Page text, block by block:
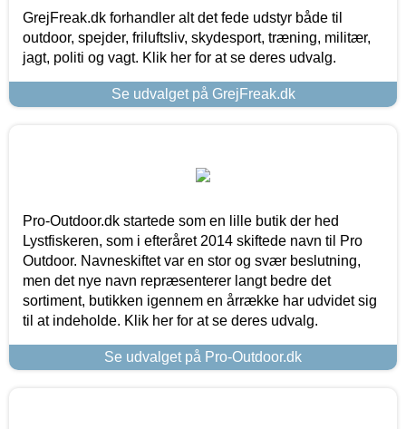
GrejFreak.dk forhandler alt det fede udstyr både til
outdoor, spejder, friluftsliv, skydesport, træning, militær,
jagt, politi og vagt. Klik her for at se deres udvalg.
Se udvalget på GrejFreak.dk
Pro-Outdoor.dk startede som en lille butik der hed
Lystfiskeren, som i efteråret 2014 skiftede navn til Pro
Outdoor. Navneskiftet var en stor og svær beslutning,
men det nye navn repræsenterer langt bedre det
sortiment, butikken igennem en årrække har udvidet sig
til at indeholde. Klik her for at se deres udvalg.
Se udvalget på Pro-Outdoor.dk